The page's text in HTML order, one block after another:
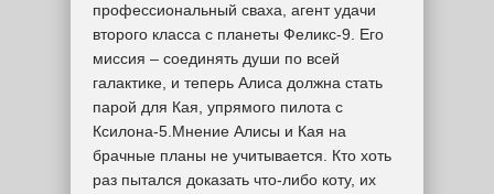
профессиональный сваха, агент удачи
второго класса с планеты Феликс-9. Его
миссия – соединять души по всей
галактике, и теперь Алиса должна стать
парой для Кая, упрямого пилота с
Ксилона-5.Мнение Алисы и Кая на
брачные планы не учитывается. Кто хоть
раз пытался доказать что-либо коту, их